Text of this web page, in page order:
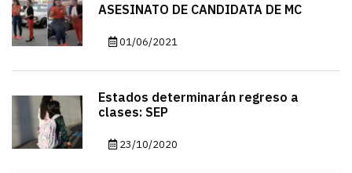
ASESINATO DE CANDIDATA DE MC
01/06/2021
Estados determinarán regreso a
clases: SEP
23/10/2020